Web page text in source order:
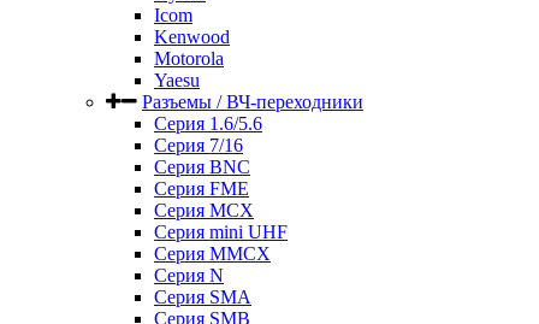
Icom
Kenwood
Motorola
Yaesu
Разъемы / ВЧ-переходники
Серия 1.6/5.6
Серия 7/16
Серия BNC
Серия FME
Серия MCX
Серия mini UHF
Серия MMCX
Серия N
Серия SMA
Серия SMB